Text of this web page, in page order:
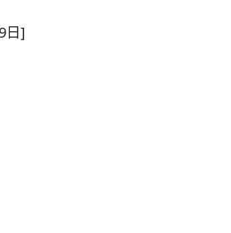
日]